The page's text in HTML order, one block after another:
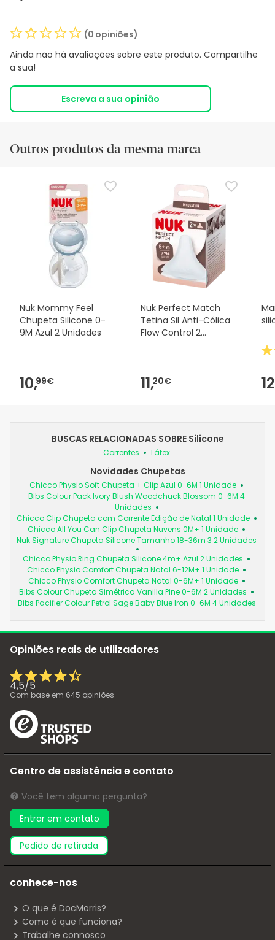
(0 opiniões)
Ainda não há avaliações sobre este produto. Compartilhe
a sua!
Escreva a sua opinião
Outros produtos da mesma marca
Nuk Mommy Feel
Chupeta Silicone 0-
9M Azul 2 Unidades
10,99€
Nuk Perfect Match
Tetina Sil Anti-Cólica
Flow Control 2
11,20€
BUSCAS RELACIONADAS SOBRE Silicone
Correntes Látex
Novidades Chupetas
Chicco Physio Soft Chupeta + Clip Azul 0-6M 1 Unidade
Bibs Colour Pack Ivory Blush Woodchuck Blossom 0-6M 4
Unidades
Chicco Clip Chupeta com Corrente Edição de Natal 1 Unidade
Chicco All You Can Clip Chupeta Nuvens 0M+ 1 Unidade
Nuk Signature Chupeta Silicone Tamanho 18-36m 3 2 Unidades
Chicco Physio Ring Chupeta Silicone 4m+ Azul 2 Unidades
Chicco Physio Comfort Chupeta Natal 6-12M+ 1 Unidade
Chicco Physio Comfort Chupeta Natal 0-6M+ 1 Unidade
Bibs Colour Chupeta Simétrica Vanilla Pine 0-6M 2 Unidades
Bibs Pacifier Colour Petrol Sage Baby Blue Iron 0-6M 4 Unidades
Opiniões reais de utilizadores
4,5/5
Com base em 645 opiniões
Centro de assistência e contato
Você tem alguma pergunta?
Entrar em contato
pedido de retirada
conhece-nos
O que é DocMorris?
Como é que funciona?
Trabalhe connosco